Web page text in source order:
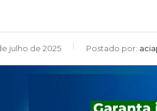
julho de 2025 Postado por: